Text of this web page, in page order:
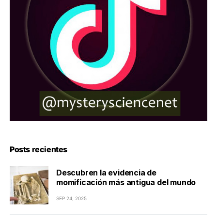
Posts recientes
Descubren la evidencia de
momificación más antigua del mundo
SEP 24, 2025